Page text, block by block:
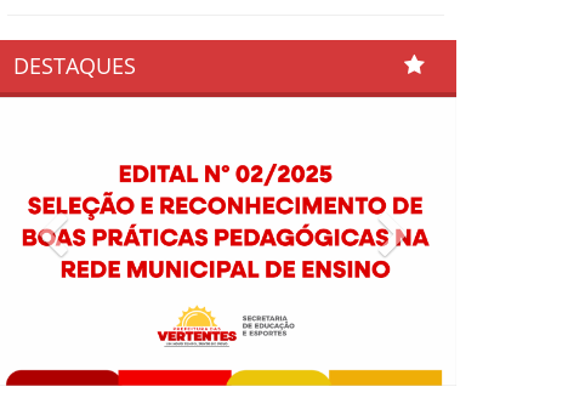
DESTAQUES
Previous Next